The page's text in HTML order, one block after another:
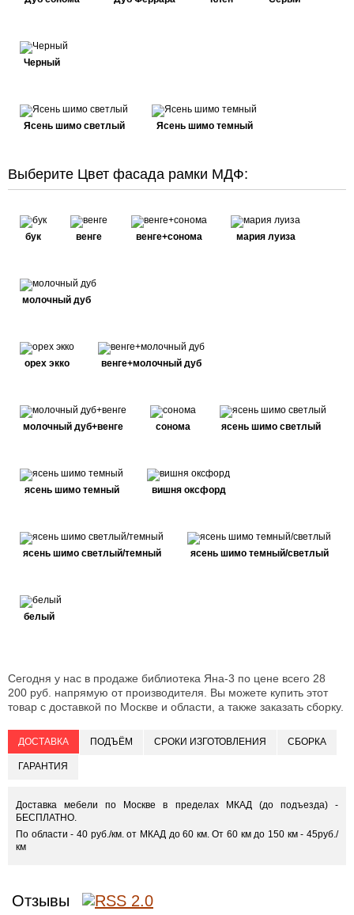
Черный
Ясень шимо светлый Ясень шимо темный
Выберите Цвет фасада рамки МДФ:
бук венге венге+сонома мария луиза
молочный дуб
орех экко венге+молочный дуб
молочный дуб+венге сонома ясень шимо светлый
ясень шимо темный вишня оксфорд
ясень шимо светлый/темный ясень шимо темный/светлый
белый
Сегодня у нас в продаже библиотека Яна-3 по цене всего 28
200 руб. напрямую от производителя. Вы можете купить этот
товар с доставкой по Москве и области, а также заказать сборку.
ДОСТАВКА ПОДЪЁМ СРОКИ ИЗГОТОВЛЕНИЯ СБОРКА
ГАРАНТИЯ
Доставка мебели по Москве в пределах МКАД (до подъезда) -
БЕСПЛАТНО.
По области - 40 руб./км. от МКАД до 60 км. От 60 км до 150 км - 45руб./
км
Отзывы